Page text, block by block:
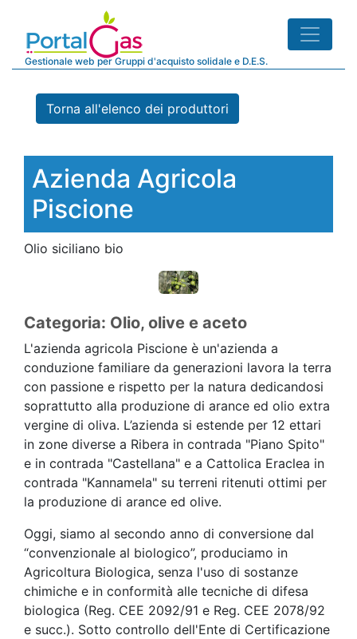
Gestionale web per Gruppi d'acquisto solidale e D.E.S.
Torna all'elenco dei produttori
Azienda Agricola
Piscione
Olio siciliano bio
Categoria: Olio, olive e aceto
L'azienda agricola Piscione è un'azienda a
conduzione familiare da generazioni lavora la terra
con passione e rispetto per la natura dedicandosi
soprattutto alla produzione di arance ed olio extra
vergine di oliva. L’azienda si estende per 12 ettari
in zone diverse a Ribera in contrada "Piano Spito"
e in contrada "Castellana" e a Cattolica Eraclea in
contrada "Kannamela" su terreni ritenuti ottimi per
la produzione di arance ed olive.
Oggi, siamo al secondo anno di conversione dal
“convenzionale al biologico”, produciamo in
Agricoltura Biologica, senza l'uso di sostanze
chimiche e in conformità alle tecniche di difesa
biologica (Reg. CEE 2092/91 e Reg. CEE 2078/92
e succ.). Sotto controllo dell'Ente di Certificazione